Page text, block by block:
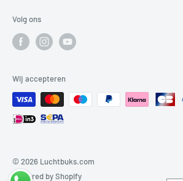
Volg ons
Wij accepteren
© 2026 Luchtbuks.com
Powered by Shopify